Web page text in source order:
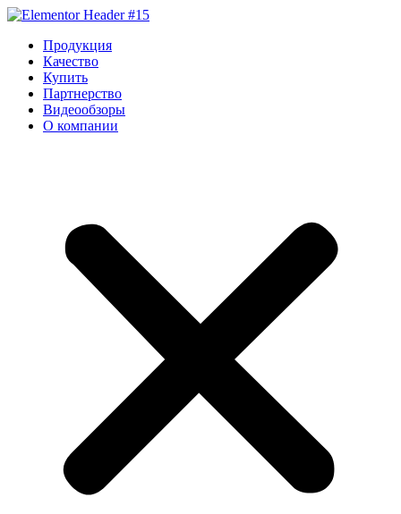
Перейти
содержимому
Продукция
Качество
Купить
Партнерство
Видеообзоры
О компании